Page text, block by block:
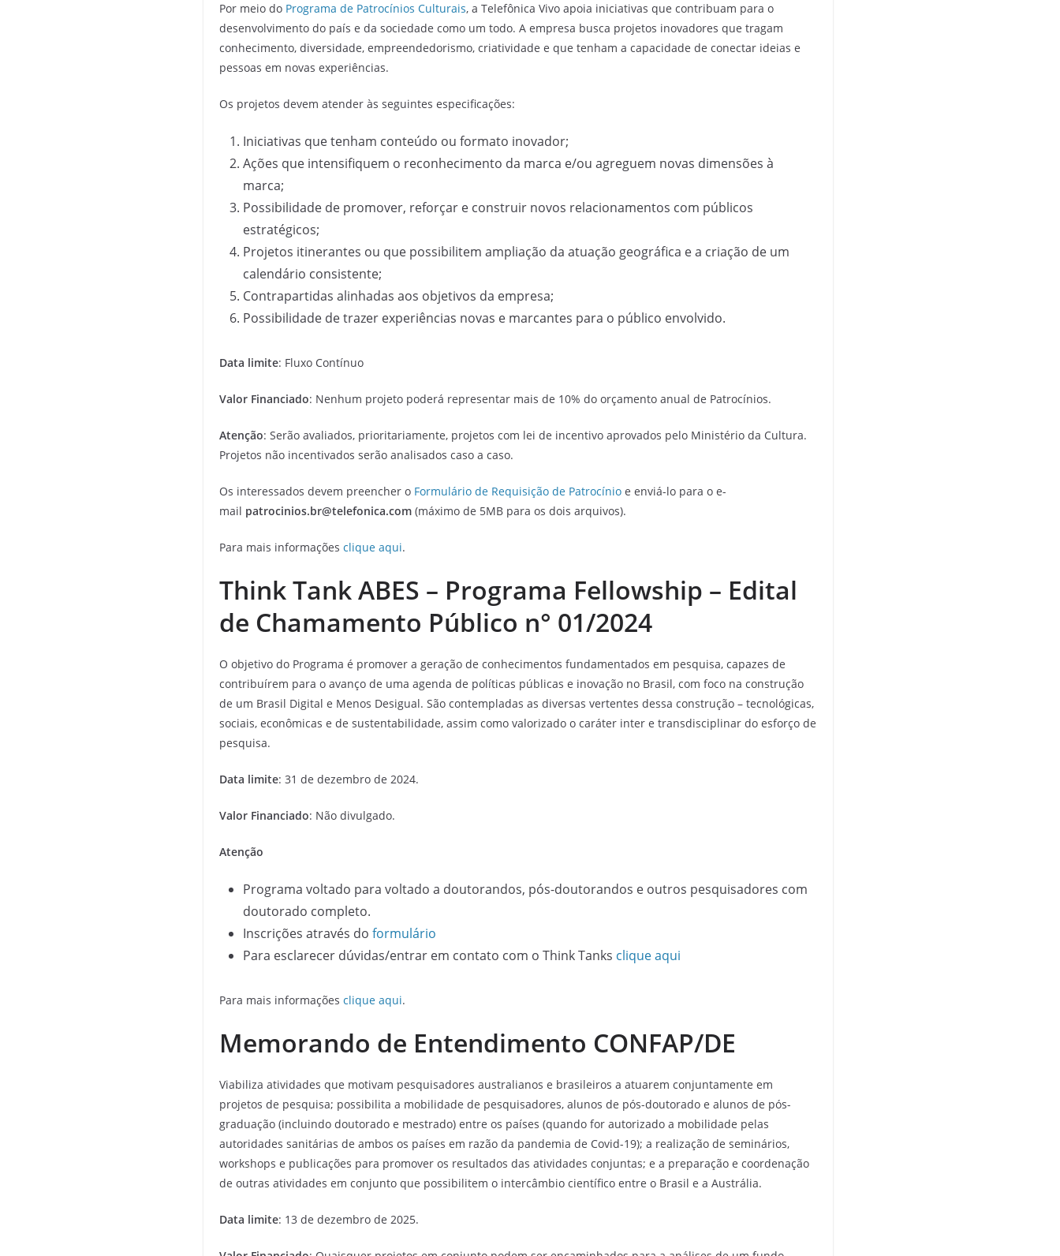
Por meio do Programa de Patrocínios Culturais, a Telefônica Vivo apoia iniciativas que contribuam para o
desenvolvimento do país e da sociedade como um todo. A empresa busca projetos inovadores que tragam
conhecimento, diversidade, empreendedorismo, criatividade e que tenham a capacidade de conectar ideias e
pessoas em novas experiências.
Os projetos devem atender às seguintes especificações:
Iniciativas que tenham conteúdo ou formato inovador;
Ações que intensifiquem o reconhecimento da marca e/ou agreguem novas dimensões à
marca;
Possibilidade de promover, reforçar e construir novos relacionamentos com públicos
estratégicos;
Projetos itinerantes ou que possibilitem ampliação da atuação geográfica e a criação de um
calendário consistente;
Contrapartidas alinhadas aos objetivos da empresa;
Possibilidade de trazer experiências novas e marcantes para o público envolvido.
Data limite: Fluxo Contínuo
Valor Financiado: Nenhum projeto poderá representar mais de 10% do orçamento anual de Patrocínios.
Atenção: Serão avaliados, prioritariamente, projetos com lei de incentivo aprovados pelo Ministério da Cultura.
Projetos não incentivados serão analisados caso a caso.
Os interessados devem preencher o Formulário de Requisição de Patrocínio e enviá-lo para o e-
mail patrocinios.br@telefonica.com (máximo de 5MB para os dois arquivos).
Para mais informações clique aqui.
Think Tank ABES – Programa Fellowship – Edital
de Chamamento Público n° 01/2024
O objetivo do Programa é promover a geração de conhecimentos fundamentados em pesquisa, capazes de
contribuírem para o avanço de uma agenda de políticas públicas e inovação no Brasil, com foco na construção
de um Brasil Digital e Menos Desigual. São contempladas as diversas vertentes dessa construção – tecnológicas,
sociais, econômicas e de sustentabilidade, assim como valorizado o caráter inter e transdisciplinar do esforço de
pesquisa.
Data limite: 31 de dezembro de 2024.
Valor Financiado: Não divulgado.
Atenção
Programa voltado para voltado a doutorandos, pós-doutorandos e outros pesquisadores com
doutorado completo.
Inscrições através do formulário
Para esclarecer dúvidas/entrar em contato com o Think Tanks clique aqui
Para mais informações clique aqui.
Memorando de Entendimento CONFAP/DE
Viabiliza atividades que motivam pesquisadores australianos e brasileiros a atuarem conjuntamente em
projetos de pesquisa; possibilita a mobilidade de pesquisadores, alunos de pós-doutorado e alunos de pós-
graduação (incluindo doutorado e mestrado) entre os países (quando for autorizado a mobilidade pelas
autoridades sanitárias de ambos os países em razão da pandemia de Covid-19); a realização de seminários,
workshops e publicações para promover os resultados das atividades conjuntas; e a preparação e coordenação
de outras atividades em conjunto que possibilitem o intercâmbio científico entre o Brasil e a Austrália.
Data limite: 13 de dezembro de 2025.